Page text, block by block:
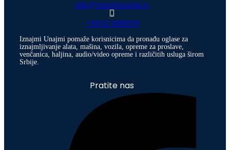
info@iznajmiunajmi.rs
+381621989039
Iznajmi Unajmi pomaže korisnicima da pronađu oglase za
iznajmljivanje alata, mašina, vozila, opreme za proslave,
venčanica, haljina, audio/video opreme i različitih usluga širom
Srbije.
Pratite nas